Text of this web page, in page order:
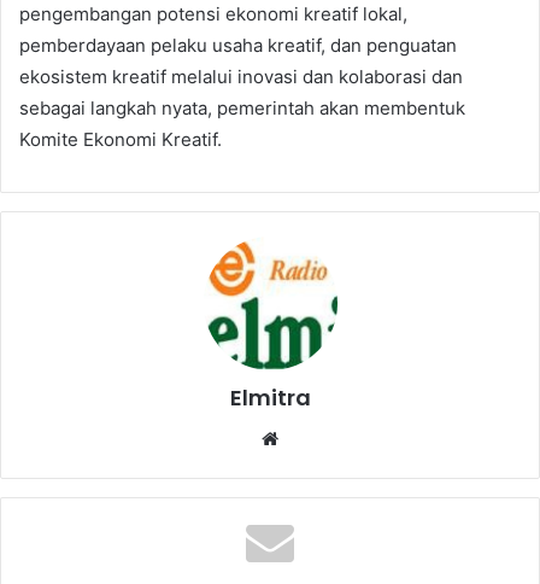
pengembangan potensi ekonomi kreatif lokal,
pemberdayaan pelaku usaha kreatif, dan penguatan
ekosistem kreatif melalui inovasi dan kolaborasi dan
sebagai langkah nyata, pemerintah akan membentuk
Komite Ekonomi Kreatif.
Elmitra
Website